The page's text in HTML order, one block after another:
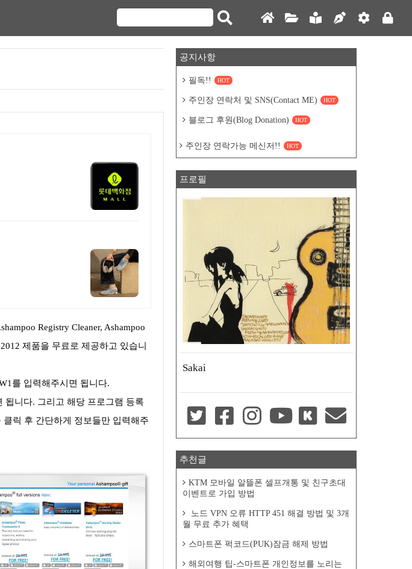
Registry Cleaner, Ashampoo
제품을 무료로 제공하고 있습니
를 입력해주시면 됩니다.
됩니다. 그리고 해당 프로그램 등록
릭 후 간단하게 정보들만 입력해주
공지사항
필독!! HOT
주인장 연락처 및 SNS(Contact ME) HOT
블로그 후원(Blog Donation) HOT
주인장 연락가능 메신저!! HOT
프로필
Sakai
추천글
KTM 모바일 알뜰폰 셀프개통 및 친구초대
이벤트로 가입 방법
노드 VPN 오류 HTTP 451 해결 방법 및 3개
월 무료 추가 혜택
스마트폰 퍽코드(PUK)잠금 해제 방법
해외여행 팁-스마트폰 개인정보를 노리는